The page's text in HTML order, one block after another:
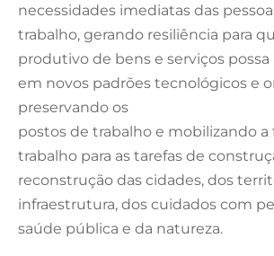
necessidades imediatas das
trabalho, gerando resiliência para
produtivo de bens e serviços possa
em novos padrões tecnológicos e
preservando os
postos de trabalho e mobilizando a
trabalho para as tarefas de
reconstrução das cidades, dos
infraestrutura, dos cuidados com
saúde pública e da natureza.